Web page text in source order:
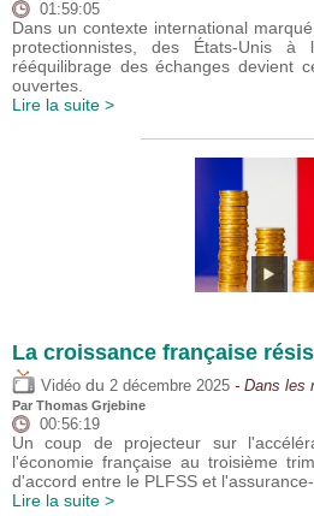
01:59:05
Dans un contexte international
protectionnistes, des États-Unis
rééquilibrage des échanges devient
ouvertes.
Lire la suite >
La croissance française
Vidéo du 2 décembre 2025 - Dans les
Par Thomas Grjebine
00:56:19
Un coup de projecteur sur
l'économie française au troisième
d'accord entre le PLFSS et l'assurance-
Lire la suite >